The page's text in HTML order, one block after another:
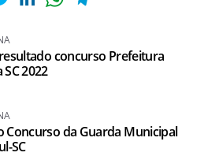
concurso Prefeitura
2022
Concurso da Guarda Municipal
SC